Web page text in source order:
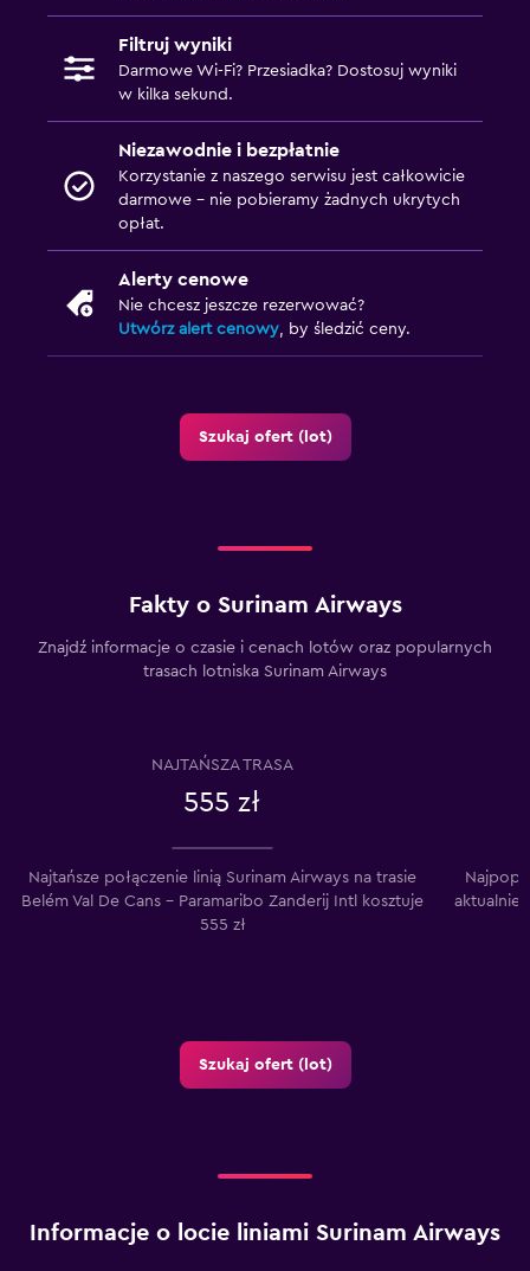
Filtruj wyniki
Darmowe Wi-Fi? Przesiadka? Dostosuj wyniki
w kilka sekund.
Niezawodnie i bezpłatnie
Korzystanie z naszego serwisu jest całkowicie
darmowe – nie pobieramy żadnych ukrytych
opłat.
Alerty cenowe
Nie chcesz jeszcze rezerwować?
Utwórz alert cenowy , by śledzić ceny.
Szukaj ofert (lot)
Fakty o Surinam Airways
Znajdź informacje o czasie i cenach lotów oraz popularnych
trasach lotniska Surinam Airways
NAJTAŃSZA TRASA
555 zł
Najtańsze połączenie linią Surinam Airways na trasie
Belém Val De Cans – Paramaribo Zanderij Intl kosztuje
555 zł
aktualnie
Szukaj ofert (lot)
Informacje o locie liniami Surinam Airways